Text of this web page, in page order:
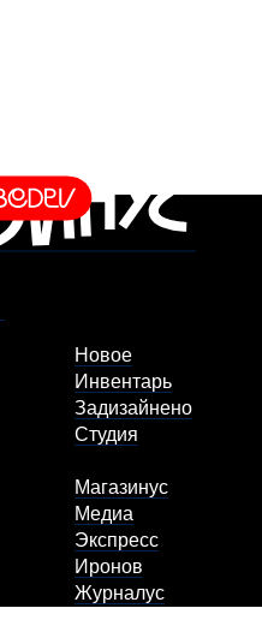
Новое
Инвентарь
Задизайнено
Студия
Магазинус
Медиа
Экспресс
Иронов
Журналус